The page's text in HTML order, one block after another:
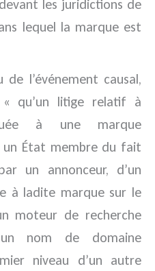
les juridictions de
lequel la marque est
de l’événement causal,
qu’un litige relatif à
à une marque
un État membre du fait
un annonceur, d’un
à ladite marque sur le
moteur de recherche
nom de domaine
niveau d’un autre